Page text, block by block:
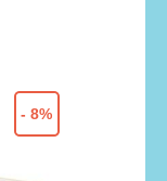
- 8%